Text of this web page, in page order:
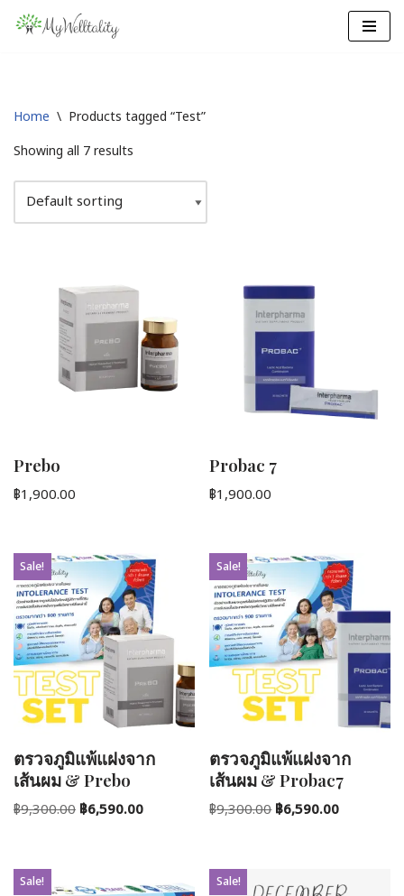
Home \ Products tagged “Test”
Showing all 7 results
Prebo
฿1,900.00
Probac 7
฿1,900.00
Sale!
ตรวจภูมิแพ้แฝงจาก
เส้นผม & Prebo
฿9,300.00 ฿6,590.00
Sale!
ตรวจภูมิแพ้แฝงจาก
เส้นผม & Probac7
฿9,300.00 ฿6,590.00
Sale! Sale!